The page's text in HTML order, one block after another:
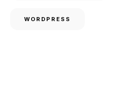
WORDPRESS